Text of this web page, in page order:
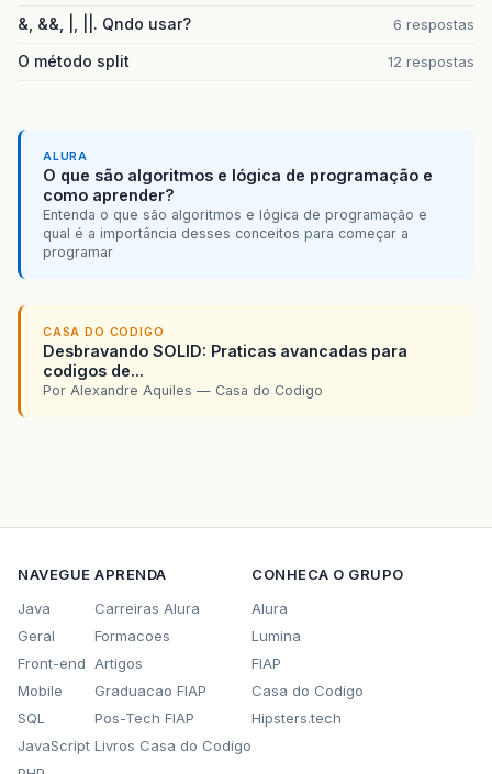
&, &&, |, ||. Qndo usar? 6 respostas
O método split 12 respostas
ALURA
O que são algoritmos e lógica de programação e
como aprender?
Entenda o que são algoritmos e lógica de programação e
qual é a importância desses conceitos para começar a
programar
CASA DO CODIGO
Desbravando SOLID: Praticas avancadas para
codigos de...
Por Alexandre Aquiles — Casa do Codigo
NAVEGUE
Java
Geral
Front-end
Mobile
SQL
JavaScript
APRENDA
Carreiras Alura
Formacoes
Artigos
Graduacao FIAP
Pos-Tech FIAP
Livros Casa do Codigo
CONHECA O GRUPO
Alura
Lumina
FIAP
Casa do Codigo
Hipsters.tech